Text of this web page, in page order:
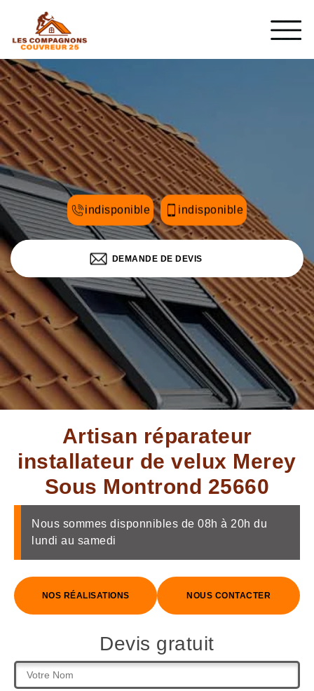
indisponible indisponible
DEMANDE DE DEVIS
Artisan réparateur
installateur de velux Merey
Sous Montrond 25660
Nous sommes disponnibles de 08h à 20h du
lundi au samedi
NOS RÉALISATIONS NOUS CONTACTER
Devis gratuit